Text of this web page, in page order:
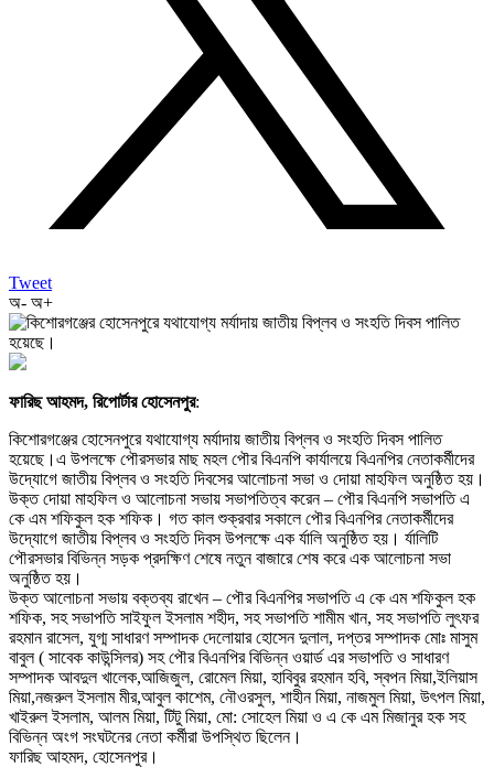
Tweet
অ- অ+
ফারিছ আহমদ, রিপোর্টার হোসেনপুর:
কিশোরগঞ্জের হোসেনপুরে যথাযোগ্য মর্যাদায় জাতীয় বিপ্লব ও সংহতি দিবস পালিত
হয়েছে।এ উপলক্ষে পৌরসভার মাছ মহল পৌর বিএনপি কার্যালয়ে বিএনপির নেতাকর্মীদের
উদ্যোগে জাতীয় বিপ্লব ও সংহতি দিবসের আলোচনা সভা ও দোয়া মাহফিল অনুষ্ঠিত হয়।
উক্ত দোয়া মাহফিল ও আলোচনা সভায় সভাপতিত্ব করেন – পৌর বিএনপি সভাপতি এ
কে এম শফিকুল হক শফিক। গত কাল শুক্রবার সকালে পৌর বিএনপির নেতাকর্মীদের
উদ্যোগে জাতীয় বিপ্লব ও সংহতি দিবস উপলক্ষে এক র্যালি অনুষ্ঠিত হয়। র্যালিটি
পৌরসভার বিভিন্ন সড়ক প্রদক্ষিণ শেষে নতুন বাজারে শেষ করে এক আলোচনা সভা
অনুষ্ঠিত হয়।
উক্ত আলোচনা সভায় বক্তব্য রাখেন – পৌর বিএনপির সভাপতি এ কে এম শফিকুল হক
শফিক, সহ সভাপতি সাইফুল ইসলাম শহীদ, সহ সভাপতি শামীম খান, সহ সভাপতি লুৎফর
রহমান রাসেল, যুগ্ম সাধারণ সম্পাদক দেলোয়ার হোসেন দুলাল, দপ্তর সম্পাদক মোঃ মাসুম
বাবুল ( সাবেক কাউন্সিলর) সহ পৌর বিএনপির বিভিন্ন ওয়ার্ড এর সভাপতি ও সাধারণ
সম্পাদক আবদুল খালেক,আজিজুল, রোমেল মিয়া, হাবিবুর রহমান হবি, স্বপন মিয়া,ইলিয়াস
মিয়া,নজরুল ইসলাম মীর,আবুল কাশেম, নৌওরসুল, শাহীন মিয়া, নাজমুল মিয়া, উৎপল মিয়া,
খাইরুল ইসলাম, আলম মিয়া, টিটু মিয়া, মো: সোহেল মিয়া ও এ কে এম মিজানুর হক সহ
বিভিন্ন অংগ সংঘটনের নেতা কর্মীরা উপস্থিত ছিলেন।
ফারিছ আহমদ, হোসেনপুর।